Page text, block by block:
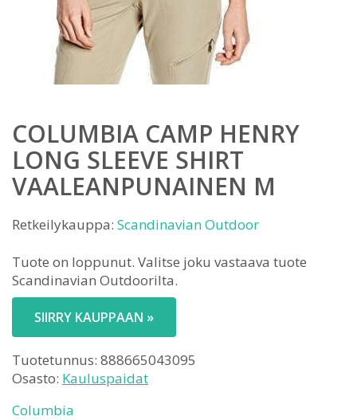
COLUMBIA CAMP HENRY
LONG SLEEVE SHIRT
VAALEANPUNAINEN M
Retkeilykauppa: Scandinavian Outdoor
Tuote on loppunut. Valitse joku vastaava tuote
Scandinavian Outdoorilta.
SIIRRY KAUPPAAN »
Tuotetunnus: 888665043095
Osasto: Kauluspaidat
Columbia